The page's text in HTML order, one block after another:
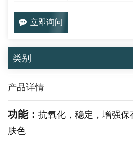
立即询问
类别
产品详情
功能： 抗氧化，稳定，增强
肤色